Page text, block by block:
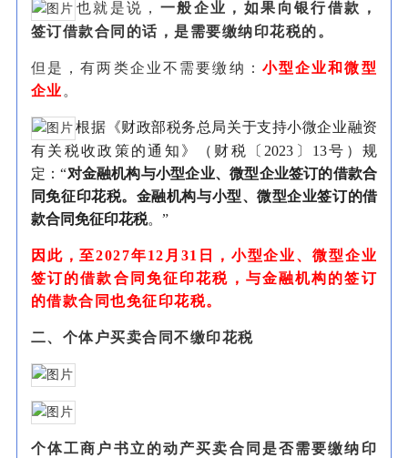
也就是说， 一般企业，如果向银行借款，
签订借款合同的话，是需要缴纳印花税的。
但是，有两类企业不需要缴纳： 小型企业和微型
企业 。
根据《财政部税务总局关于支持小微企业融资
有关税收政策的通知》（财税〔2023〕13号）规
定：“对金融机构与小型企业、微型企业签订的借款合
同免征印花税。金融机构与小型、微型企业签订的借
款合同免征印花税。”
因此，至2027年12月31日，小型企业、微型企业
签订的借款合同免征印花税，与金融机构的签订
的借款合同也免征印花税。
二、个体户买卖合同不缴印花税
个体工商户书立的动产买卖合同是否需要缴纳印